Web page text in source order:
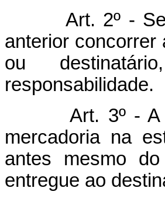
Art. 2º -
anterior concorrer
ou
responsabilidade.
Art. 3º -
mercadoria na
antes mesmo
entregue ao